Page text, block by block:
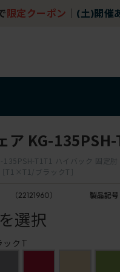
限定クーポン (土)開催
ア KG-
135PSH-T1T1 ハイバック 固定
T1×T1/ブラックT］
（22121960） 製品記号
選択
クT